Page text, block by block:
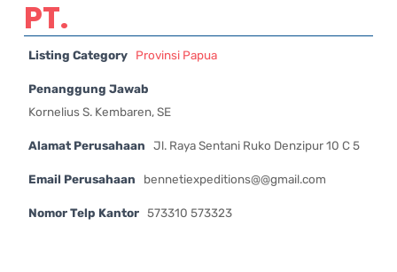
PT.
Listing Category Provinsi Papua
Penanggung Jawab
Kornelius S. Kembaren, SE
Alamat Perusahaan Jl. Raya Sentani Ruko Denzipur 10 C 5
Email Perusahaan bennetiexpeditions@@gmail.com
Nomor Telp Kantor 573310 573323